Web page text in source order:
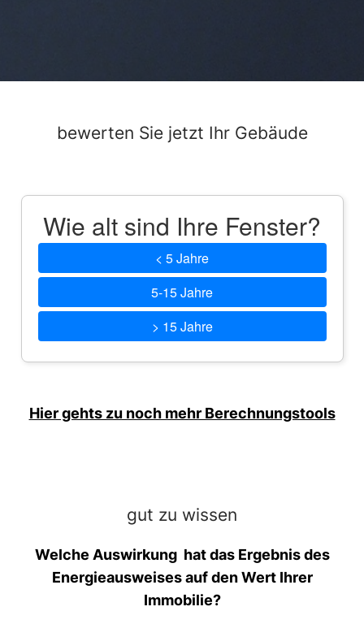
bewerten Sie jetzt Ihr Gebäude
Wie alt sind Ihre Fenster?
< 5 Jahre
5-15 Jahre
> 15 Jahre
Hier gehts zu noch mehr Berechnungstools
gut zu wissen
Welche Auswirkung hat das Ergebnis des
Energieausweises auf den Wert Ihrer
Immobilie?